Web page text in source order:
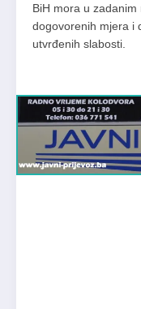
BiH mora u
dogovorenih mjera i
utvrđenih slabosti.